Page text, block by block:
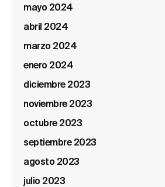
mayo 2024
abril 2024
marzo 2024
enero 2024
diciembre 2023
noviembre 2023
octubre 2023
septiembre 2023
agosto 2023
julio 2023